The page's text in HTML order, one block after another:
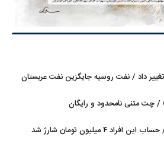
داد / نفت روسیه جایگزین نفت عربستان
۴ میلیون تومان شارژ شد